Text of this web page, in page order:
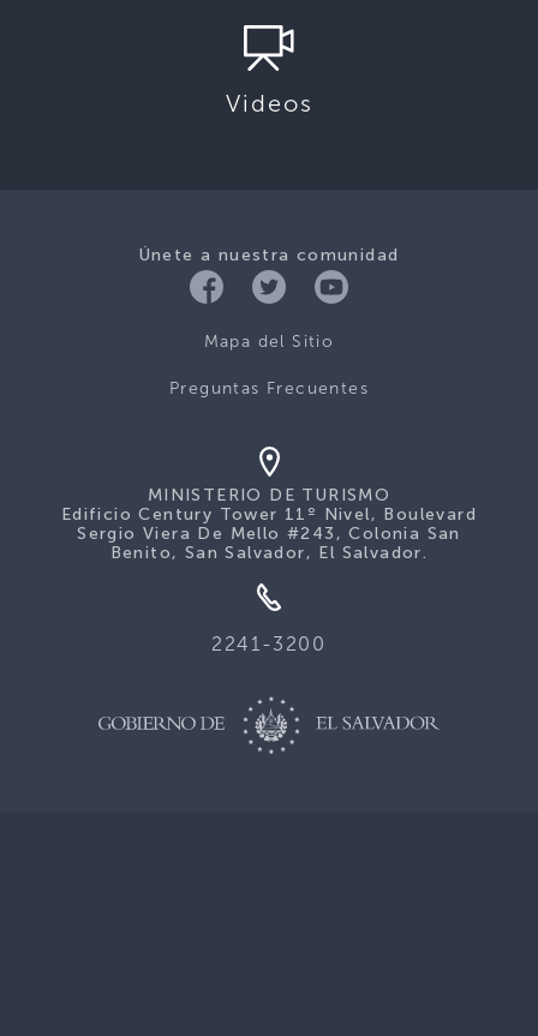
Videos
Únete a nuestra comunidad
Mapa del Sitio
Preguntas Frecuentes
MINISTERIO DE TURISMO
Edificio Century Tower 11º Nivel, Boulevard
Sergio Viera De Mello #243, Colonia San
Benito, San Salvador, El Salvador.
2241-3200